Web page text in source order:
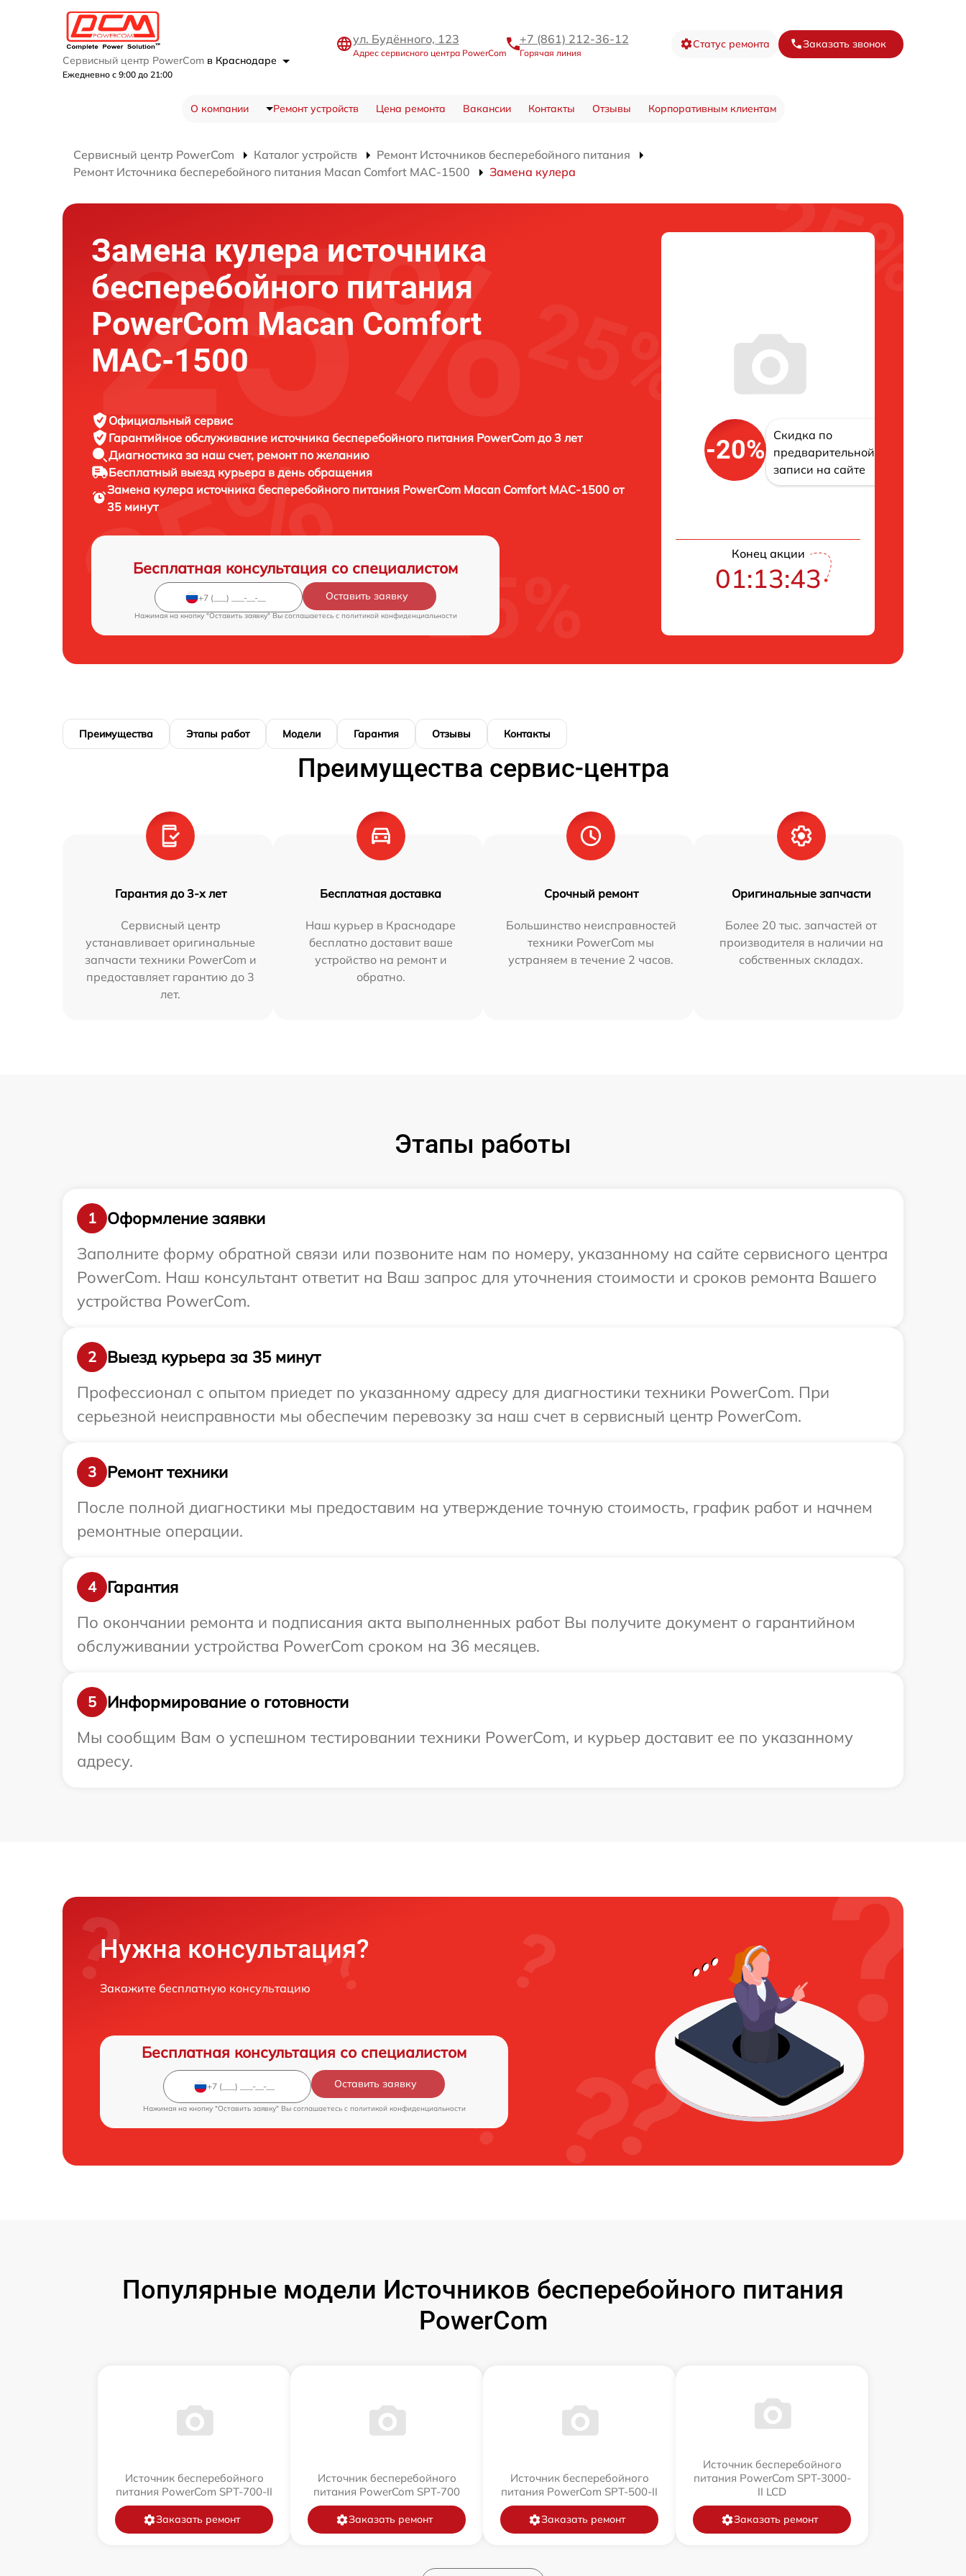
Сервисный центр PowerCom в Краснодаре
Ежедневно с 9:00 до 21:00
ул. Будённого, 123
Адрес сервисного центра PowerCom
+7 (861) 212-36-12
Горячая линия
Статус ремонта Заказать звонок
О компании Ремонт устройств Цена ремонта Вакансии Контакты Отзывы Корпоративным клиентам
Сервисный центр PowerCom Каталог устройств
Ремонт Источников бесперебойного питания
Ремонт Источника бесперебойного питания Macan Comfort MAC-1500
Замена кулера
Замена кулера источника
бесперебойного питания
PowerCom Macan Comfort
MAC-1500
Официальный сервис
Гарантийное обслуживание источника бесперебойного питания PowerCom до 3 лет
Диагностика за наш счет, ремонт по желанию
Бесплатный выезд курьера в день обращения
Замена кулера источника бесперебойного питания PowerCom Macan Comfort MAC-1500 от
35 минут
Бесплатная консультация со специалистом
Оставить заявку
Нажимая на кнопку "Оставить заявку" Вы соглашаетесь c политикой конфиденциальности
-20%
Скидка по
предварительной
записи на сайте
Конец акции
01:13:42
Преимущества Этапы работ Модели Гарантия Отзывы Контакты
Преимущества сервис-центра
Гарантия до 3-х лет
Сервисный центр
устанавливает оригинальные
запчасти техники PowerCom и
предоставляет гарантию до 3
лет.
Бесплатная доставка
Наш курьер в Краснодаре
бесплатно доставит ваше
устройство на ремонт и
обратно.
Срочный ремонт
Большинство неисправностей
техники PowerCom мы
устраняем в течение 2 часов.
Оригинальные запчасти
Более 20 тыс. запчастей от
производителя в наличии на
собственных складах.
Этапы работы
1
Оформление заявки
Заполните форму обратной связи или позвоните нам по номеру, указанному на сайте сервисного центра
PowerCom. Наш консультант ответит на Ваш запрос для уточнения стоимости и сроков ремонта Вашего
устройства PowerCom.
2
Выезд курьера за 35 минут
Профессионал с опытом приедет по указанному адресу для диагностики техники PowerCom. При
серьезной неисправности мы обеспечим перевозку за наш счет в сервисный центр PowerCom.
3
Ремонт техники
После полной диагностики мы предоставим на утверждение точную стоимость, график работ и начнем
ремонтные операции.
4
Гарантия
По окончании ремонта и подписания акта выполненных работ Вы получите документ о гарантийном
обслуживании устройства PowerCom сроком на 36 месяцев.
5
Информирование о готовности
Мы сообщим Вам о успешном тестировании техники PowerCom, и курьер доставит ее по указанному
адресу.
Нужна консультация?
Закажите бесплатную консультацию
Бесплатная консультация со специалистом
Оставить заявку
Нажимая на кнопку "Оставить заявку" Вы соглашаетесь c политикой конфиденциальности
Популярные модели Источников бесперебойного питания
PowerCom
Источник бесперебойного
питания PowerCom SPT-700-II
Заказать ремонт
Источник бесперебойного
питания PowerCom SPT-700
Заказать ремонт
Источник бесперебойного
питания PowerCom SPT-500-II
Заказать ремонт
Источник бесперебойного
питания PowerCom SPT-3000-
II LCD
Заказать ремонт